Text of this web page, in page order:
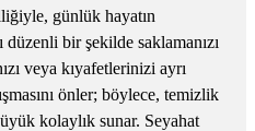
günlük hayatın
düzenli bir şekilde saklamanızı
veya kıyafetlerinizi ayrı
önler; böylece, temizlik
kolaylık sunar. Seyahat